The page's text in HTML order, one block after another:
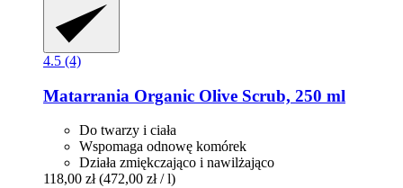
4.5 (4)
Matarrania Organic Olive Scrub, 250 ml
Do twarzy i ciała
Wspomaga odnowę komórek
Działa zmiękczająco i nawilżająco
118,00 zł (472,00 zł / l)